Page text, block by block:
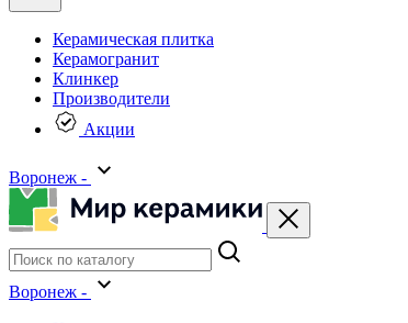
Керамическая плитка
Керамогранит
Клинкер
Производители
Акции
Воронеж -
Воронеж -